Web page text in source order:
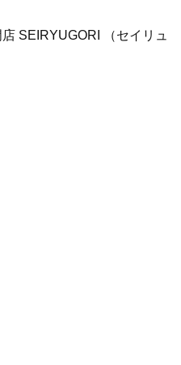
SEIRYUGORI （セイリュ